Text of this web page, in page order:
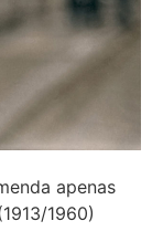
apenas
1960)